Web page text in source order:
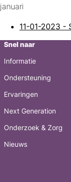
januari
11-01-2023 -
Snel naar
Informatie
Ondersteuning
Ervaringen
Next Generation
Onderzoek & Zorg
Nieuws